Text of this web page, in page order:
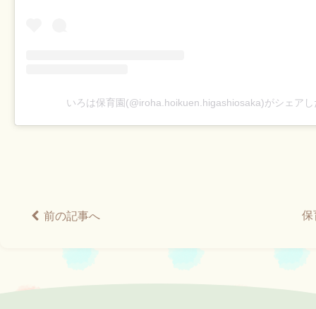
いろは保育園(@iroha.hoikuen.higashiosaka)がシェア
前の記事へ 保